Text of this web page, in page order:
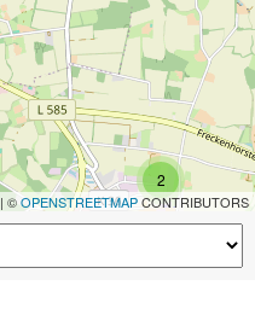
2
| ©OPENSTREETMAPCONTRIBUTORS